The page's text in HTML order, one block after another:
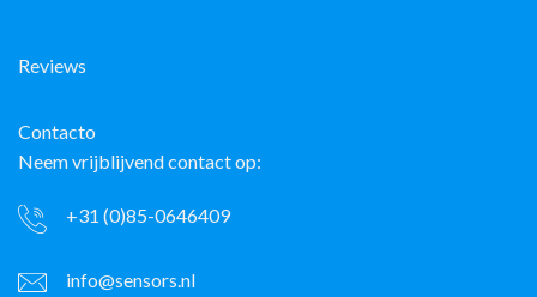
Reviews
Contacto
Neem vrijblijvend contact op:
+31 (0)85-0646409
info@sensors.nl